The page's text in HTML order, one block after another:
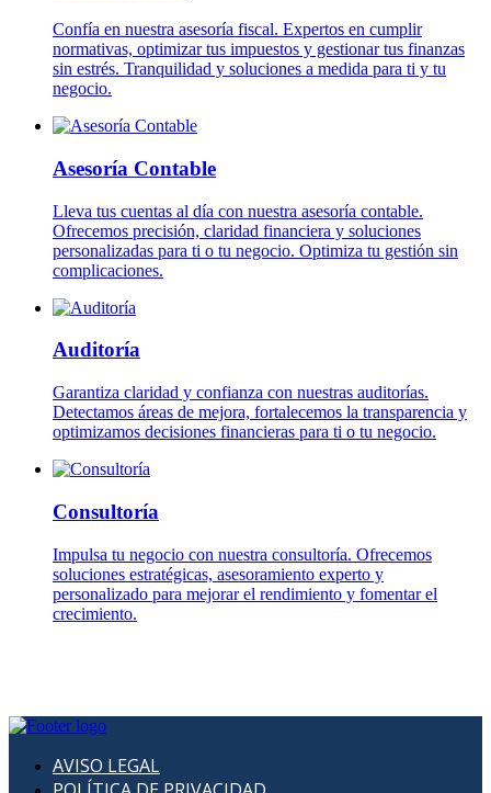
Confía en nuestra asesoría fiscal. Expertos en cumplir
normativas, optimizar tus impuestos y gestionar tus finanzas
sin estrés. Tranquilidad y soluciones a medida para ti y tu
negocio.
Asesoría Contable
Lleva tus cuentas al día con nuestra asesoría contable.
Ofrecemos precisión, claridad financiera y soluciones
personalizadas para ti o tu negocio. Optimiza tu gestión sin
complicaciones.
Auditoría
Garantiza claridad y confianza con nuestras auditorías.
Detectamos áreas de mejora, fortalecemos la transparencia y
optimizamos decisiones financieras para ti o tu negocio.
Consultoría
Impulsa tu negocio con nuestra consultoría. Ofrecemos
soluciones estratégicas, asesoramiento experto y
personalizado para mejorar el rendimiento y fomentar el
crecimiento.
AVISO LEGAL